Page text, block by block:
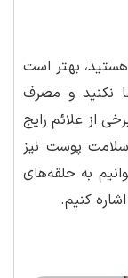
بهتر است
نکنید و مصرف
از علائم رایج
پوست نیز
به حلقه‌های
کنیم.